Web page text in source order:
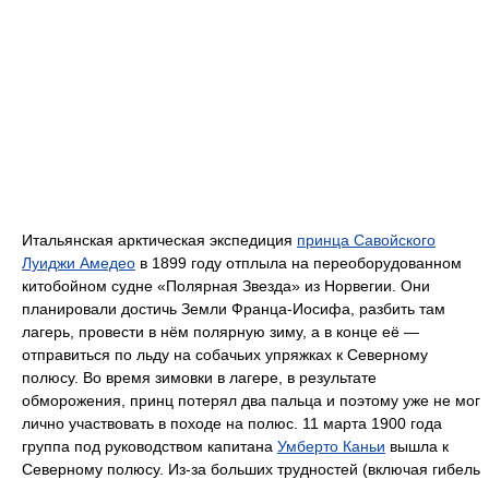
Итальянская арктическая экспедиция принца Савойского
Луиджи Амедео в 1899 году отплыла на переоборудованном
китобойном судне «Полярная Звезда» из Норвегии. Они
планировали достичь Земли Франца-Иосифа, разбить там
лагерь, провести в нём полярную зиму, а в конце её —
отправиться по льду на собачьих упряжках к Северному
полюсу. Во время зимовки в лагере, в результате
обморожения, принц потерял два пальца и поэтому уже не мог
лично участвовать в походе на полюс. 11 марта 1900 года
группа под руководством капитана Умберто Каньи вышла к
Северному полюсу. Из-за больших трудностей (включая гибель